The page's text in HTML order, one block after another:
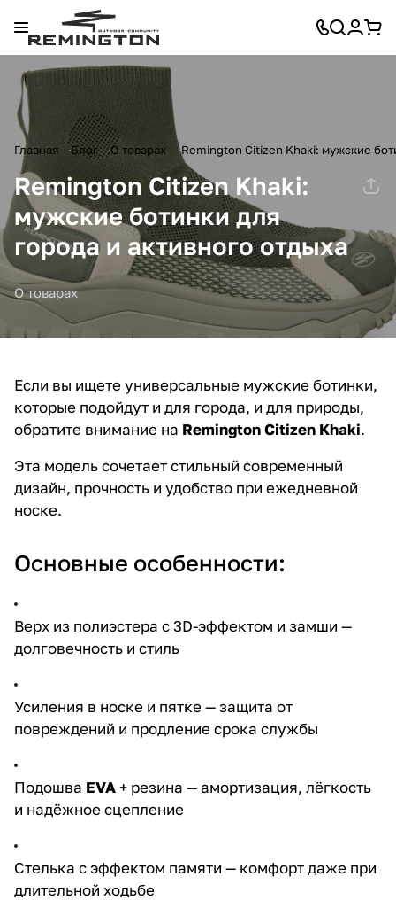
Главная Блог О товарах Remington Citizen Khaki: мужские
Remington Citizen Khaki:
мужские ботинки для
города и активного отдыха
О товарах
Если вы ищете универсальные мужские ботинки,
которые подойдут и для города, и для природы,
обратите внимание на Remington Citizen Khaki.
Эта модель сочетает стильный современный
дизайн, прочность и удобство при ежедневной
носке.
Основные особенности:
Верх из полиэстера с 3D-эффектом и замши —
долговечность и стиль
Усиления в носке и пятке — защита от
повреждений и продление срока службы
Подошва EVA+ резина — амортизация, лёгкость
и надёжное сцепление
Стелька с эффектом памяти — комфорт даже при
длительной ходьбе